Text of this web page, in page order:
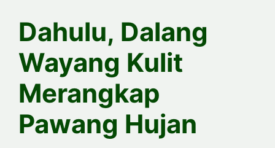
Dahulu, Dalang
Wayang Kulit
Merangkap
Pawang Hujan